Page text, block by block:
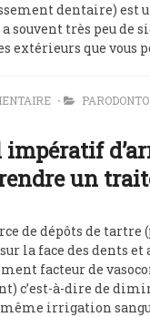
dentaire) est
souvent très peu de
extérieurs que vous
un
de dépôts de
la face des dents et
facteur de
c’est-à-dire de
même irrigation